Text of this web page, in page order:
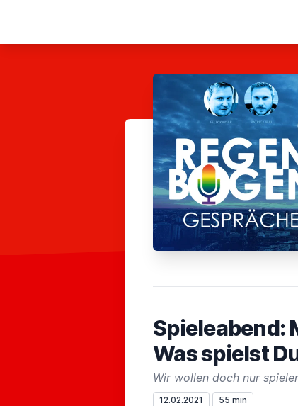
Spieleabend:
Was spielst
Wir wollen doch nur
12.02.2021 55 min